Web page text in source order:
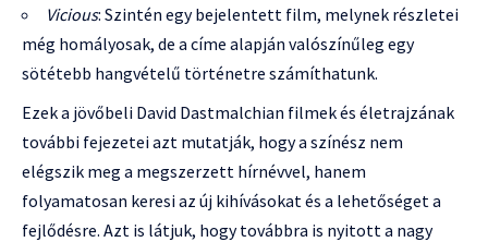
Vicious: Szintén egy bejelentett film, melynek részletei
még homályosak, de a címe alapján valószínűleg egy
sötétebb hangvételű történetre számíthatunk.
Ezek a jövőbeli David Dastmalchian filmek és életrajzának
további fejezetei azt mutatják, hogy a színész nem
elégszik meg a megszerzett hírnévvel, hanem
folyamatosan keresi az új kihívásokat és a lehetőséget a
fejlődésre. Azt is látjuk, hogy továbbra is nyitott a nagy